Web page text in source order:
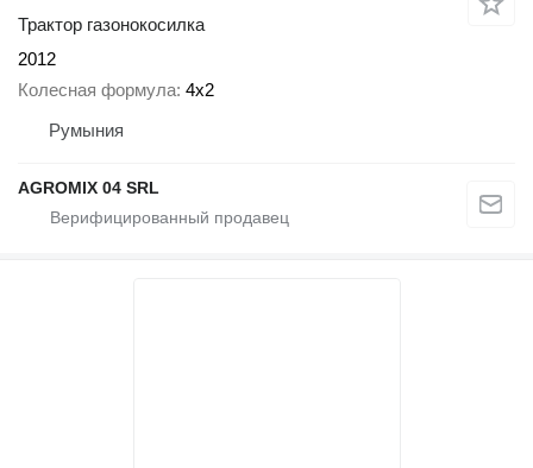
Трактор газонокосилка
2012
Колесная формула 4x2
Румыния
AGROMIX 04 SRL